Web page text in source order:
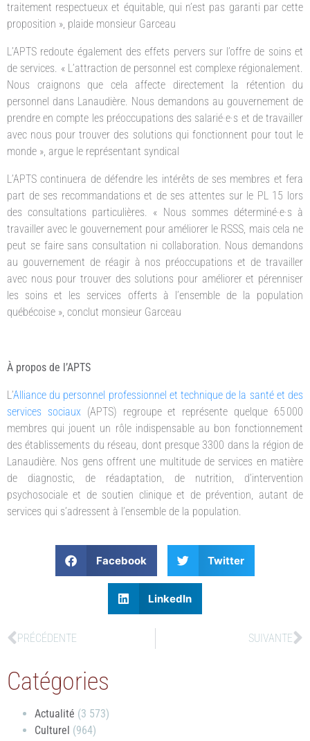
traitement respectueux et équitable, qui n’est pas garanti par cette
proposition », plaide monsieur Garceau
L’APTS redoute également des effets pervers sur l’offre de soins et
de services. « L’attraction de personnel est complexe régionalement.
Nous craignons que cela affecte directement la rétention du
personnel dans Lanaudière. Nous demandons au gouvernement de
prendre en compte les préoccupations des salarié·e·s et de travailler
avec nous pour trouver des solutions qui fonctionnent pour tout le
monde », argue le représentant syndical
L’APTS continuera de défendre les intérêts de ses membres et fera
part de ses recommandations et de ses attentes sur le PL 15 lors
des consultations particulières. « Nous sommes déterminé·e·s à
travailler avec le gouvernement pour améliorer le RSSS, mais cela ne
peut se faire sans consultation ni collaboration. Nous demandons
au gouvernement de réagir à nos préoccupations et de travailler
avec nous pour trouver des solutions pour améliorer et pérenniser
les soins et les services offerts à l’ensemble de la population
québécoise », conclut monsieur Garceau
À propos de l’APTS
L’Alliance du personnel professionnel et technique de la santé et des
services sociaux(APTS) regroupe et représente quelque 65 000
membres qui jouent un rôle indispensable au bon fonctionnement
des établissements du réseau, dont presque 3300 dans la région de
Lanaudière. Nos gens offrent une multitude de services en matière
de diagnostic, de réadaptation, de nutrition, d’intervention
psychosociale et de soutien clinique et de prévention, autant de
services qui s’adressent à l’ensemble de la population.
Facebook Twitter
LinkedIn
PRÉCÉDENTE SUIVANTE
Catégories
Actualité (3 573)
Culturel (964)